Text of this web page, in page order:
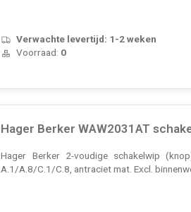
Verwachte levertijd: 1-2 weken
Voorraad: 0
Hager Berker WAW2031AT
Hager Berker 2-voudige schakelwip
A.1/A.8/C.1/C.8, antraciet mat. Excl.